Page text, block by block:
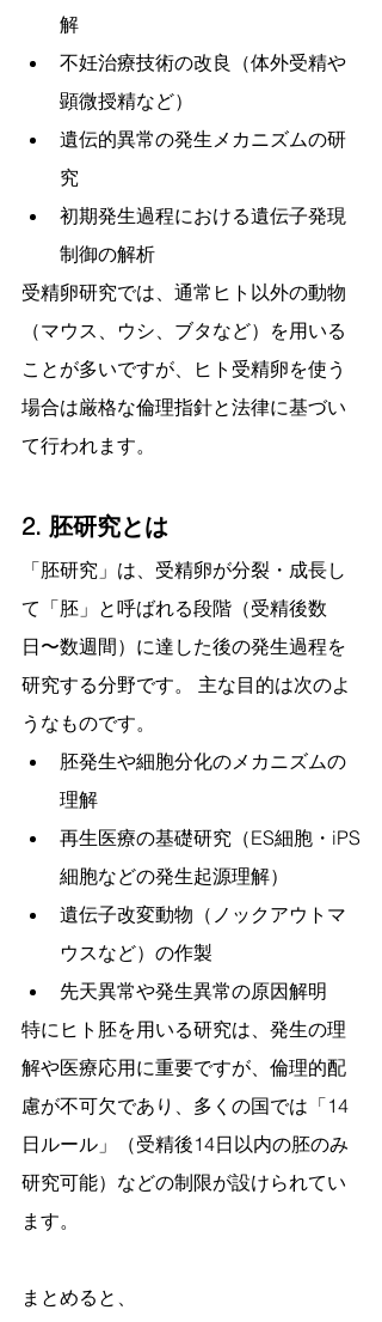
解
不妊治療技術の改良（体外受精や
顕微授精など）
遺伝的異常の発生メカニズムの研
究
初期発生過程における遺伝子発現
制御の解析
受精卵研究では、通常ヒト以外の動物
（マウス、ウシ、ブタなど）を用いる
ことが多いですが、ヒト受精卵を使う
場合は厳格な倫理指針と法律に基づい
て行われます。
2. 胚研究とは
「胚研究」は、受精卵が分裂・成長し
て「胚」と呼ばれる段階（受精後数
日〜数週間）に達した後の発生過程を
研究する分野です。 主な目的は次のよ
うなものです。
胚発生や細胞分化のメカニズムの
理解
再生医療の基礎研究（ES細胞・iPS
細胞などの発生起源理解）
遺伝子改変動物（ノックアウトマ
ウスなど）の作製
先天異常や発生異常の原因解明
特にヒト胚を用いる研究は、発生の理
解や医療応用に重要ですが、倫理的配
慮が不可欠であり、多くの国では「14
日ルール」（受精後14日以内の胚のみ
研究可能）などの制限が設けられてい
ます。
まとめると、